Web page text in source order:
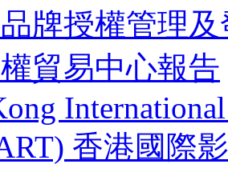
牌授權管理
貿易中心報告
香港國際